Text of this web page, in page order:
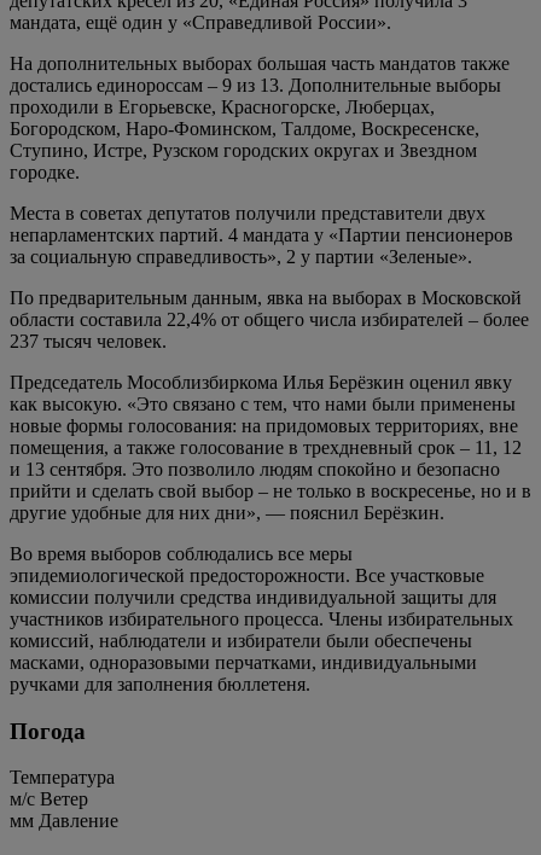
мандата, ещё один у «Справедливой России».
На дополнительных выборах большая часть мандатов также
достались единороссам – 9 из 13. Дополнительные выборы
проходили в Егорьевске, Красногорске, Люберцах,
Богородском, Наро-Фоминском, Талдоме, Воскресенске,
Ступино, Истре, Рузском городских округах и Звездном
городке.
Места в советах депутатов получили представители двух
непарламентских партий. 4 мандата у «Партии пенсионеров
за социальную справедливость», 2 у партии «Зеленые».
По предварительным данным, явка на выборах в Московской
области составила 22,4% от общего числа избирателей – более
237 тысяч человек.
Председатель Мособлизбиркома Илья Берёзкин оценил явку
как высокую. «Это связано с тем, что нами были применены
новые формы голосования: на придомовых территориях, вне
помещения, а также голосование в трехдневный срок – 11, 12
и 13 сентября. Это позволило людям спокойно и безопасно
прийти и сделать свой выбор – не только в воскресенье, но и в
другие удобные для них дни», — пояснил Берёзкин.
Во время выборов соблюдались все меры
эпидемиологической предосторожности. Все участковые
комиссии получили средства индивидуальной защиты для
участников избирательного процесса. Члены избирательных
комиссий, наблюдатели и избиратели были обеспечены
масками, одноразовыми перчатками, индивидуальными
ручками для заполнения бюллетеня.
Погода
Температура
м/c Ветер
мм Давление